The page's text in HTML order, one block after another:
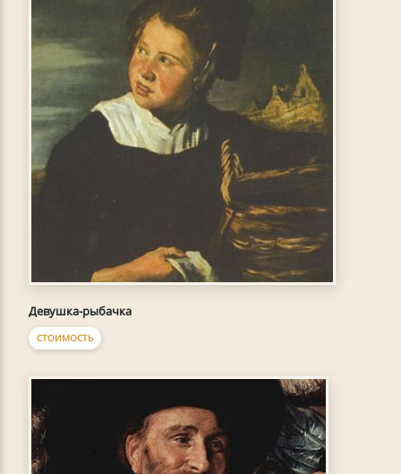
Девушка-рыбачка
СТОИМОСТЬ